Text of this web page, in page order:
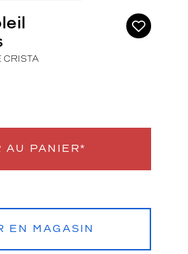
Ajouter
à
CRISTA
AU PANIER*
EN MAGASIN